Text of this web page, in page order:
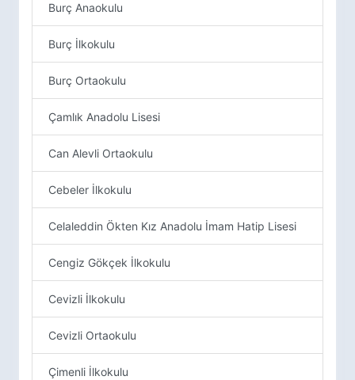
Burç Anaokulu
Burç İlkokulu
Burç Ortaokulu
Çamlık Anadolu Lisesi
Can Alevli Ortaokulu
Cebeler İlkokulu
Celaleddin Ökten Kız Anadolu İmam Hatip Lisesi
Cengiz Gökçek İlkokulu
Cevizli İlkokulu
Cevizli Ortaokulu
Çimenli İlkokulu